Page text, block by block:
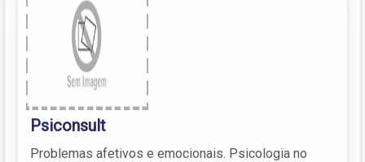
Psiconsult
Problemas afetivos e emocionais. Psicologia no